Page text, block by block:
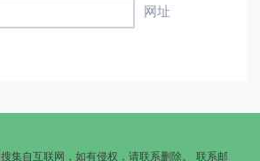
网址
集自互联网，如有侵权，请联系删除。 联系邮